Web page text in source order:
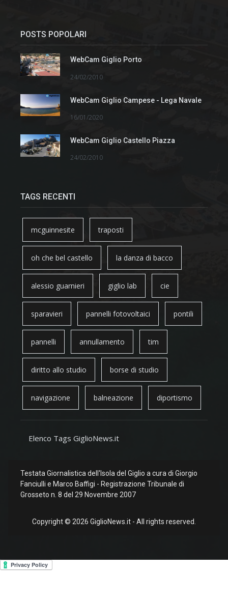
POSTS POPOLARI
WebCam Giglio Porto
24/02/2010
WebCam Giglio Campese - Lega Navale
16/01/2020
WebCam Giglio Castello Piazza
24/02/2010
TAGS RECENTI
mcguinnesite traposti
oh che bel castello la danza di bacco
alessio guarnieri giglio lab cie
sparavieri pannelli fotovoltaici pontili
pannelli annullamento tim
diritto allo studio borse di studio
navigazione balneazione diportismo
Elenco Tags GiglioNews.it
Testata Giornalistica dell'Isola del Giglio a cura di Giorgio
Fanciulli e Marco Baffigi - Registrazione Tribunale di
Grosseto n. 8 del 29 Novembre 2007
Copyright © 2026 GiglioNews.it - All rights reserved.